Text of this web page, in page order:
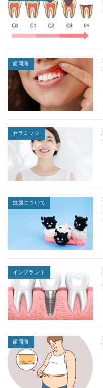
歯周病
セラミック
虫歯について
インプラント
歯周病